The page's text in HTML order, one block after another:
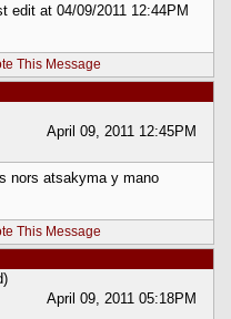
edit at 04/09/2011 12:44PM
This Message
April 09, 2011 12:45PM
nors atsakyma y mano
This Message
April 09, 2011 05:18PM